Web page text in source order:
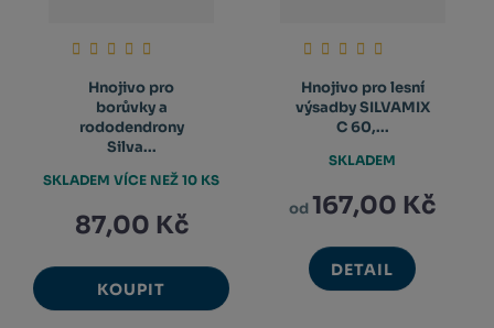
Hnojivo pro
borůvky a
rododendrony
Silva...
87,00 Kč
KOUPIT
SKLADEM VÍCE NEŽ 10 KS
Hnojivo pro lesní
výsadby SILVAMIX
C 60,...
od 167,00 Kč
DETAIL
SKLADEM